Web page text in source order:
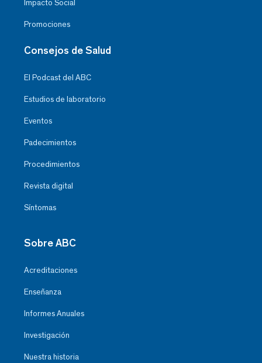
Impacto Social
Promociones
Consejos de Salud
El Podcast del ABC
Estudios de laboratorio
Eventos
Padecimientos
Procedimientos
Revista digital
Síntomas
Sobre ABC
Acreditaciones
Enseñanza
Informes Anuales
Investigación
Nuestra historia